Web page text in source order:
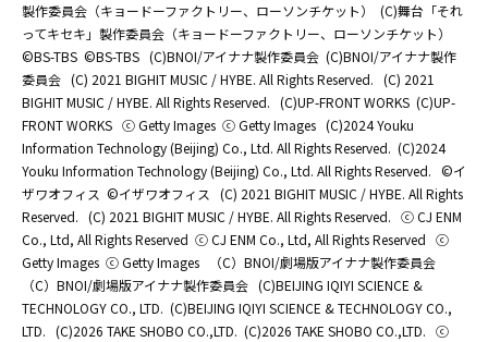
製作委員会（キョードーファクトリー、ローソンチケット）
(C)舞台「それ
ってキセキ」製作委員会（キョードーファクトリー、ローソンチケット）
©BS-TBS ©BS-TBS (C)BNOI/アイナナ製作委員会 (C)BNOI/アイナナ製作
委員会 (C) 2021 BIGHIT MUSIC / HYBE. All Rights Reserved. (C) 2021
BIGHIT MUSIC / HYBE. All Rights Reserved. (C)UP-FRONT WORKS (C)UP-
FRONT WORKS ⓒ Getty Images ⓒ Getty Images (C)2024 Youku
Information Technology (Beijing) Co., Ltd. All Rights Reserved. (C)2024
Youku Information Technology (Beijing) Co., Ltd. All Rights Reserved. ©イ
ザワオフィス ©イザワオフィス (C) 2021 BIGHIT MUSIC / HYBE. All Rights
Reserved. (C) 2021 BIGHIT MUSIC / HYBE. All Rights Reserved. ⓒ CJ ENM
Co., Ltd, All Rights Reserved ⓒ CJ ENM Co., Ltd, All Rights Reserved ⓒ
Getty Images ⓒ Getty Images
（C）BNOI/劇場版アイナナ製作委員会
（C）BNOI/劇場版アイナナ製作委員会 (C)BEIJING IQIYI SCIENCE &
TECHNOLOGY CO., LTD. (C)BEIJING IQIYI SCIENCE & TECHNOLOGY CO.,
LTD. (C)2026 TAKE SHOBO CO.,LTD. (C)2026 TAKE SHOBO CO.,LTD. ⓒ